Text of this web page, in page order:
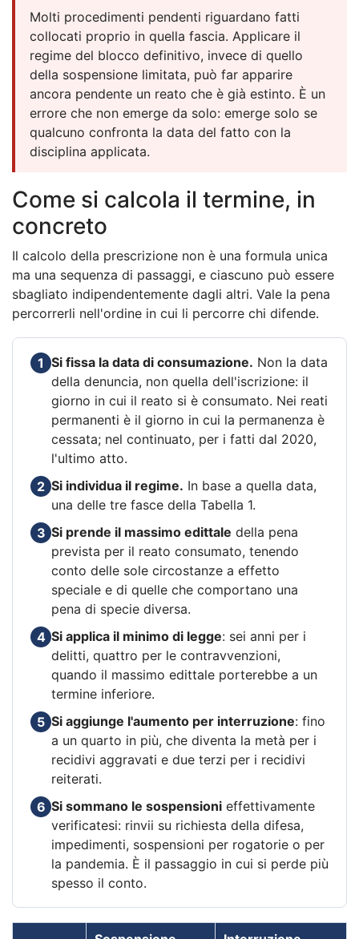
Molti procedimenti pendenti riguardano fatti
collocati proprio in quella fascia. Applicare il
regime del blocco definitivo, invece di quello
della sospensione limitata, può far apparire
ancora pendente un reato che è già estinto. È un
errore che non emerge da solo: emerge solo se
qualcuno confronta la data del fatto con la
disciplina applicata.
Come si calcola il termine, in
concreto
Il calcolo della prescrizione non è una formula unica
ma una sequenza di passaggi, e ciascuno può essere
sbagliato indipendentemente dagli altri. Vale la pena
percorrerli nell'ordine in cui li percorre chi difende.
1 Si fissa la data di consumazione. Non la data
della denuncia, non quella dell'iscrizione: il
giorno in cui il reato si è consumato. Nei reati
permanenti è il giorno in cui la permanenza è
cessata; nel continuato, per i fatti dal 2020,
l'ultimo atto.
2 Si individua il regime. In base a quella data,
una delle tre fasce della Tabella 1.
3 Si prende il massimo edittale della pena
prevista per il reato consumato, tenendo
conto delle sole circostanze a effetto
speciale e di quelle che comportano una
pena di specie diversa.
4 Si applica il minimo di legge: sei anni per i
delitti, quattro per le contravvenzioni,
quando il massimo edittale porterebbe a un
termine inferiore.
5 Si aggiunge l'aumento per interruzione: fino
a un quarto in più, che diventa la metà per i
recidivi aggravati e due terzi per i recidivi
reiterati.
6 Si sommano le sospensioni effettivamente
verificatesi: rinvii su richiesta della difesa,
impedimenti, sospensioni per rogatorie o per
la pandemia. È il passaggio in cui si perde più
spesso il conto.